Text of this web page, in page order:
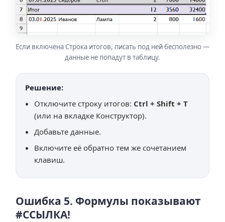
Если включена Строка итогов, писать под ней бесполезно —
данные не попадут в таблицу.
Решение:
Отключите строку итогов: Ctrl + Shift + T
(или на вкладке Конструктор).
Добавьте данные.
Включите её обратно тем же сочетанием
клавиш.
Ошибка 5. Формулы показывают
#ССЫЛКА!